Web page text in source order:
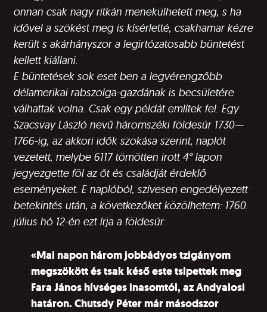
onnan csak nagy ritkán menekülhetett meg, s ha
idővel a szökést meg is kísérletté, csakhamar kézre
került s akárhányszor a legirtózatosabb büntetést
kellett kiállani.
E büntetések sok eset­ ben a legvérengzőbb
délamerikai rabszolga-gaz­dának is becsületére
válhattak volna. Csak egy példát említek fel. Egy
Szacsvay László nevű háromszéki földesúr 1730—
1766-ig, az akkori idők szokása szerint, naplót
vezetett, melybe 6117 tömötten irott 4° lapon
jegyezgette föl az őt és családját érdeklő
eseményeket. E naplóból, szívesen engedélyezett
betekintés után, a következőket­ közölhetem: 1760.
július hó 12-én ezt írja a földesúr:
«Mai napon három jobbádyos tzigányom
megszökött és tsak késő este tsipettek meg
Fara János hívséges inasomtól, az Andyalosi
határon. Chutsdy Péter már másodszor